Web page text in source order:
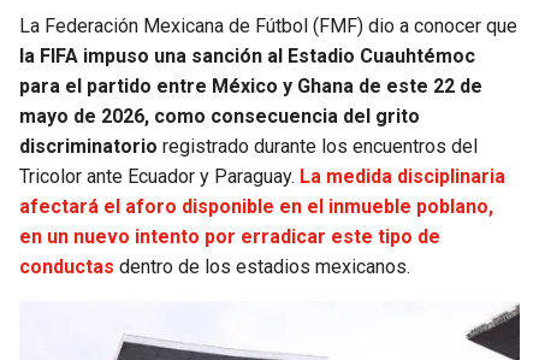
La Federación Mexicana de Fútbol (FMF) dio a conocer que
la FIFA impuso una sanción al Estadio Cuauhtémoc
para el partido entre México y Ghana de este 22 de
mayo de 2026, como consecuencia del grito
discriminatorio registrado durante los encuentros del
Tricolor ante Ecuador y Paraguay. La medida disciplinaria
afectará el aforo disponible en el inmueble poblano,
en un nuevo intento por erradicar este tipo de
conductas dentro de los estadios mexicanos.